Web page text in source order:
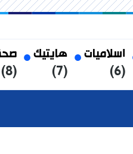
اسلاميات
(6)
هايتيك
(7)
(8)